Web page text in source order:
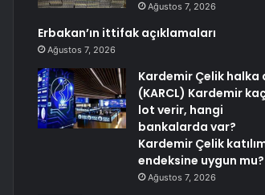
Ağustos 7, 2026
Erbakan’ın ittifak açıklamaları
Ağustos 7, 2026
Kardemir Çelik halka
(KARCL) Kardemir kaç
lot verir, hangi
bankalarda var?
Kardemir Çelik
endeksine uygun mu?
Ağustos 7, 2026